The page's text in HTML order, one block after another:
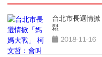
台北市長選情
鬆
2018-11-16